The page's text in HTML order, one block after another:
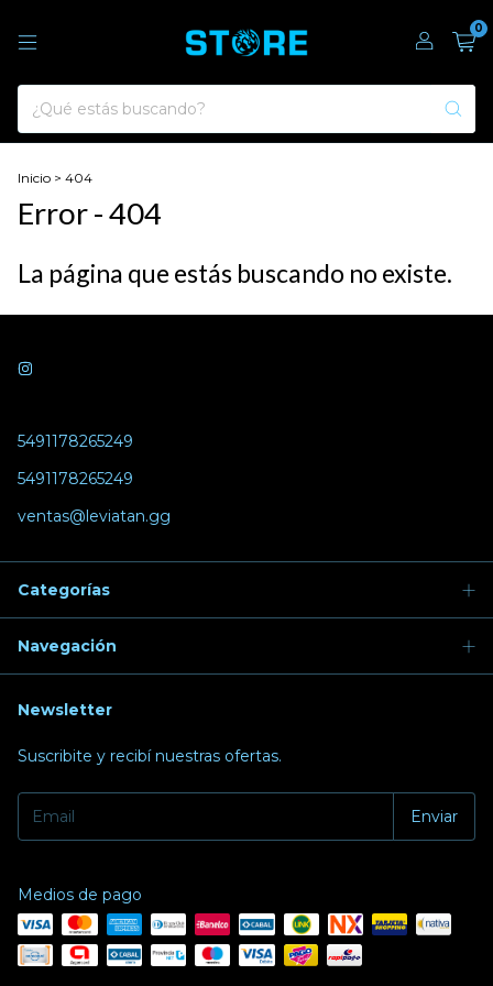
0
Inicio > 404
Error - 404
La página que estás buscando no existe.
5491178265249
5491178265249
ventas@leviatan.gg
Categorías
Navegación
Newsletter
Suscribite y recibí nuestras ofertas.
Medios de pago